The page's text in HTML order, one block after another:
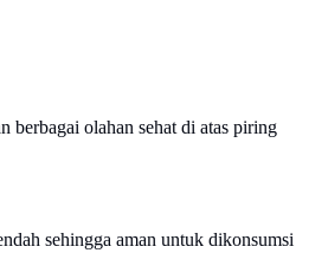
berbagai olahan sehat di atas piring
sehingga aman untuk dikonsumsi